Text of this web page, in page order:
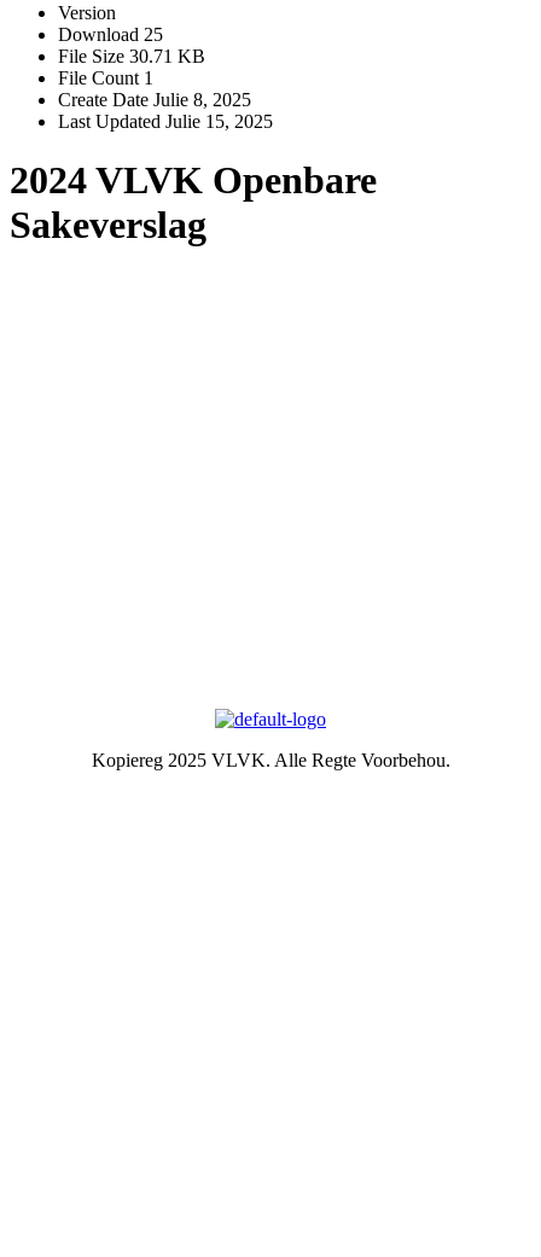
Version
Download 25
File Size 30.71 KB
File Count 1
Create Date Julie 8, 2025
Last Updated Julie 15, 2025
2024 VLVK Openbare
Sakeverslag
Kopiereg 2025 VLVK. Alle Regte Voorbehou.